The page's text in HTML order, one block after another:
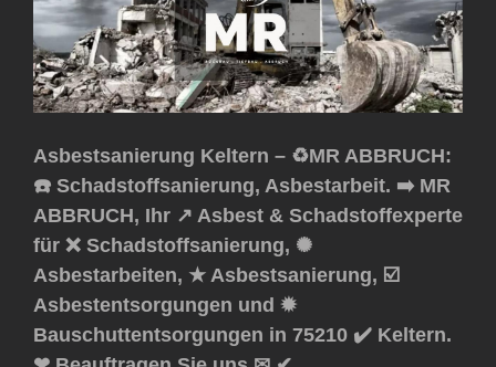
Asbestsanierung Keltern – ♻️MR ABBRUCH:
☎️ Schadstoffsanierung, Asbestarbeit. ➡️ MR
ABBRUCH, Ihr ↗️ Asbest & Schadstoffexperte
für ❌ Schadstoffsanierung, ✺
Asbestarbeiten, ★ Asbestsanierung, ☑️
Asbestentsorgungen und ✹
Bauschuttentsorgungen in 75210 ✔️ Keltern.